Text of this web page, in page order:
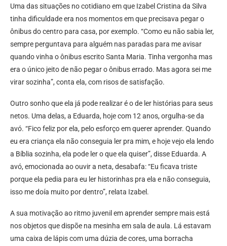
Uma das situações no cotidiano em que Izabel Cristina da Silva
tinha dificuldade era nos momentos em que precisava pegar o
ônibus do centro para casa, por exemplo. “Como eu não sabia ler,
sempre perguntava para alguém nas paradas para me avisar
quando vinha o ônibus escrito Santa Maria. Tinha vergonha mas
era o único jeito de não pegar o ônibus errado. Mas agora sei me
virar sozinha”, conta ela, com risos de satisfação.
Outro sonho que ela já pode realizar é o de ler histórias para seus
netos. Uma delas, a Eduarda, hoje com 12 anos, orgulha-se da
avó. “Fico feliz por ela, pelo esforço em querer aprender. Quando
eu era criança ela não conseguia ler pra mim, e hoje vejo ela lendo
a Bíblia sozinha, ela pode ler o que ela quiser”, disse Eduarda. A
avó, emocionada ao ouvir a neta, desabafa: “Eu ficava triste
porque ela pedia para eu ler historinhas pra ela e não conseguia,
isso me doía muito por dentro”, relata Izabel.
A sua motivação ao ritmo juvenil em aprender sempre mais está
nos objetos que dispõe na mesinha em sala de aula. Lá estavam
uma caixa de lápis com uma dúzia de cores, uma borracha